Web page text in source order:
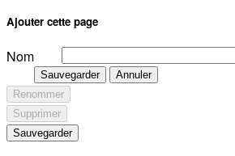
Ajouter cette page
Nom
Sauvegarder
Annuler
Renommer
Supprimer
Sauvegarder